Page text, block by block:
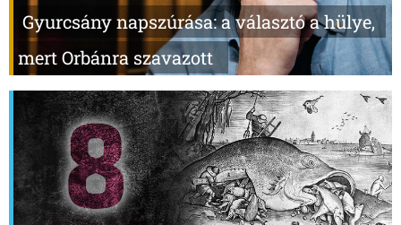
Gyurcsány napszúrása: a választó a hülye,
mert Orbánra szavazott